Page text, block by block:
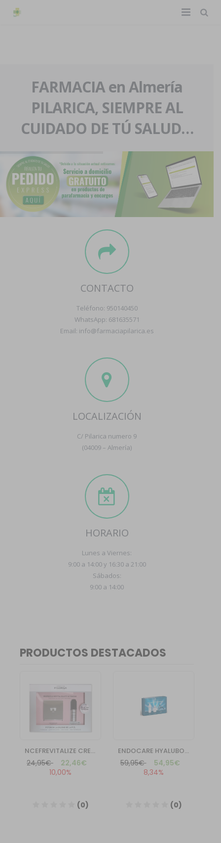
La farmacia
Nuestra historia
Nuestro equipo
Eventos
Servicios y reservas
Pedidos express
Blog
Contacto
Boletín
FARMACIA en Almería
PILARICA, SIEMPRE AL
CUIDADO DE TÚ SALUD…
CONTACTO
Teléfono: 950140450
WhatsApp: 681635571
Email: info@farmaciapilarica.es
LOCALIZACIÓN
C/ Pilarica numero 9
(04009 – Almería)
HORARIO
Lunes a Viernes:
9:00 a 14:00 y 16:30 a 21:00
Sábados:
9:00 a 14:00